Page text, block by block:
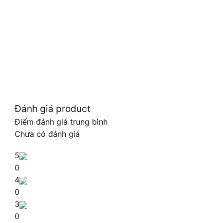
Đánh giá product
Điểm đánh giá trung bình
Chưa có đánh giá
5
0
4
0
3
0